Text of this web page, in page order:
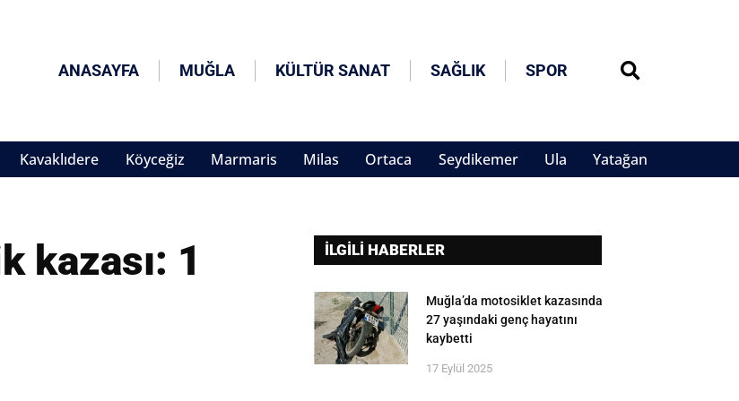
ANASAYFA MUĞLA KÜLTÜR SANAT SAĞLIK SPOR
Kavaklıdere Köyceğiz Marmaris Milas Ortaca Seydikemer Ula Yatağan
kazası: 1
İLGİLİ HABERLER
Muğla’da motosiklet kazasında
27 yaşındaki genç hayatını
kaybetti
17 Eylül 2025